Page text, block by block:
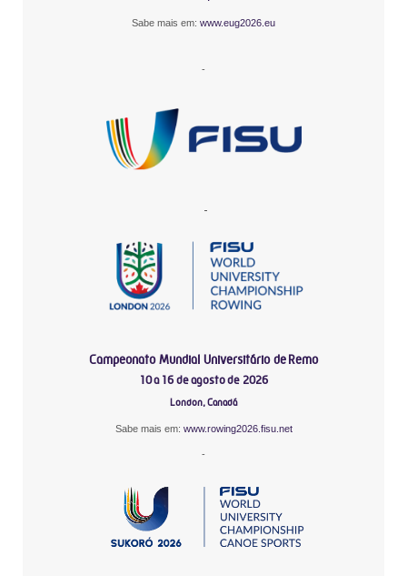
Sabe mais em: www.eug2026.eu
-
-
Campeonato Mundial Universitário de Remo
10 a 16 de agosto de 2026
London, Canadá
Sabe mais em: www.rowing2026.fisu.net
-